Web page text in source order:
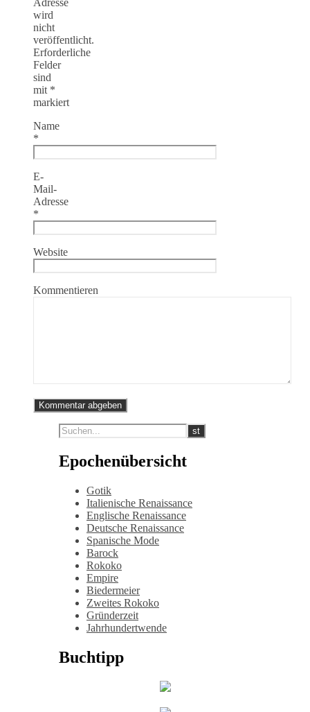
Adresse
wird
nicht
veröffentlicht.
Erforderliche
Felder
sind
mit *
markiert
Name
*
E-
Mail-
Adresse
*
Website
Kommentieren
Epochenübersicht
Gotik
Italienische Renaissance
Englische Renaissance
Deutsche Renaissance
Spanische Mode
Barock
Rokoko
Empire
Biedermeier
Zweites Rokoko
Gründerzeit
Jahrhundertwende
Buchtipp